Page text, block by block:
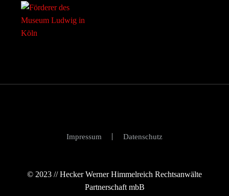
Impressum Datenschutz